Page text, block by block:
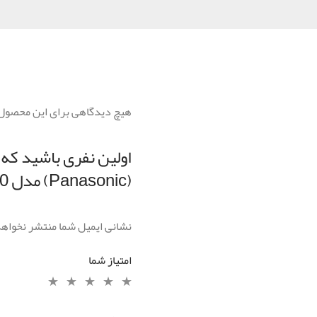
هیچ دیدگاهی برای این
اولین نفری باشید
(Panasonic) مدل ES-LT50”
نشانی ایمیل شما منتشر
امتیاز شما